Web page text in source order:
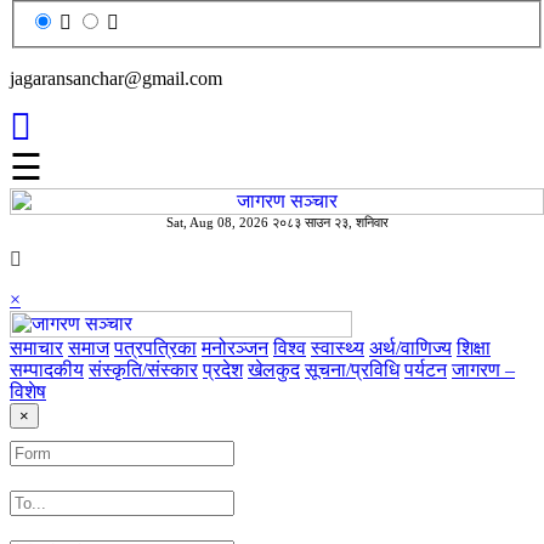
jagaransanchar@gmail.com
☰
Sat, Aug 08, 2026 २०८३ साउन २३, शनिवार
×
समाचार समाज पत्रपत्रिका मनोरञ्जन विश्व स्वास्थ्य अर्थ/वाणिज्य शिक्षा
सम्पादकीय संस्कृति/संस्कार प्रदेश खेलकुद सूचना/प्रविधि पर्यटन जागरण –
विशेष
×